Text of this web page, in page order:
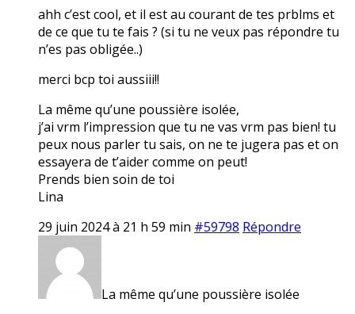
ahh c’est cool, et il est au courant de tes prblms et
de ce que tu te fais ? (si tu ne veux pas répondre tu
n’es pas obligée..)
merci bcp toi aussiii!!
La même qu’une poussière isolée,
j’ai vrm l’impression que tu ne vas vrm pas bien! tu
peux nous parler tu sais, on ne te jugera pas et on
essayera de t’aider comme on peut!
Prends bien soin de toi
Lina
29 juin 2024 à 21 h 59 min #59798 Répondre
La même qu’une poussière isolée